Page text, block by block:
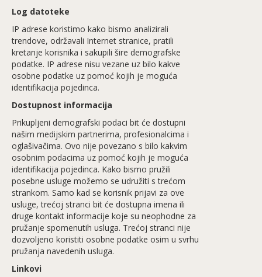
Log datoteke
IP adrese koristimo kako bismo analizirali
trendove, održavali Internet stranice, pratili
kretanje korisnika i sakupili šire demografske
podatke. IP adrese nisu vezane uz bilo kakve
osobne podatke uz pomoć kojih je moguća
identifikacija pojedinca.
Dostupnost informacija
Prikupljeni demografski podaci bit će dostupni
našim medijskim partnerima, profesionalcima i
oglašivačima. Ovo nije povezano s bilo kakvim
osobnim podacima uz pomoć kojih je moguća
identifikacija pojedinca. Kako bismo pružili
posebne usluge možemo se udružiti s trećom
strankom. Samo kad se korisnik prijavi za ove
usluge, trećoj stranci bit će dostupna imena ili
druge kontakt informacije koje su neophodne za
pružanje spomenutih usluga. Trećoj stranci nije
dozvoljeno koristiti osobne podatke osim u svrhu
pružanja navedenih usluga.
Linkovi